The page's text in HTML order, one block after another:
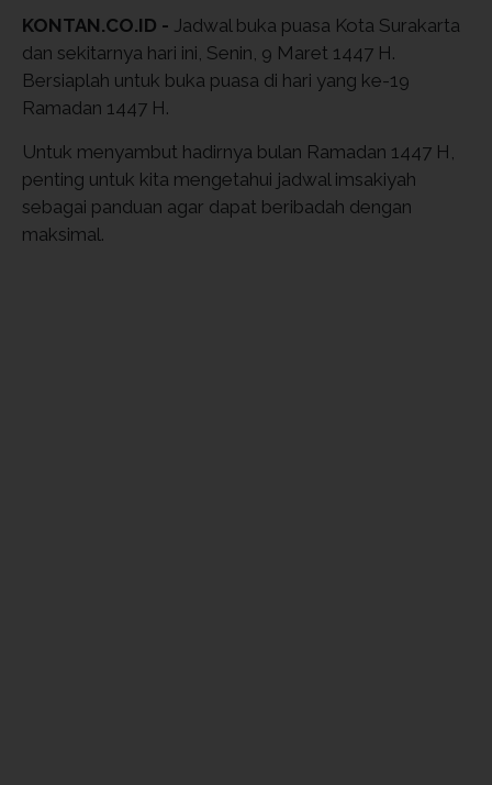
KONTAN.CO.ID - Jadwal buka puasa Kota Surakarta
dan sekitarnya hari ini, Senin, 9 Maret 1447 H.
Bersiaplah untuk buka puasa di hari yang ke-19
Ramadan 1447 H.
Untuk menyambut hadirnya bulan Ramadan 1447 H,
penting untuk kita mengetahui jadwal imsakiyah
sebagai panduan agar dapat beribadah dengan
maksimal.